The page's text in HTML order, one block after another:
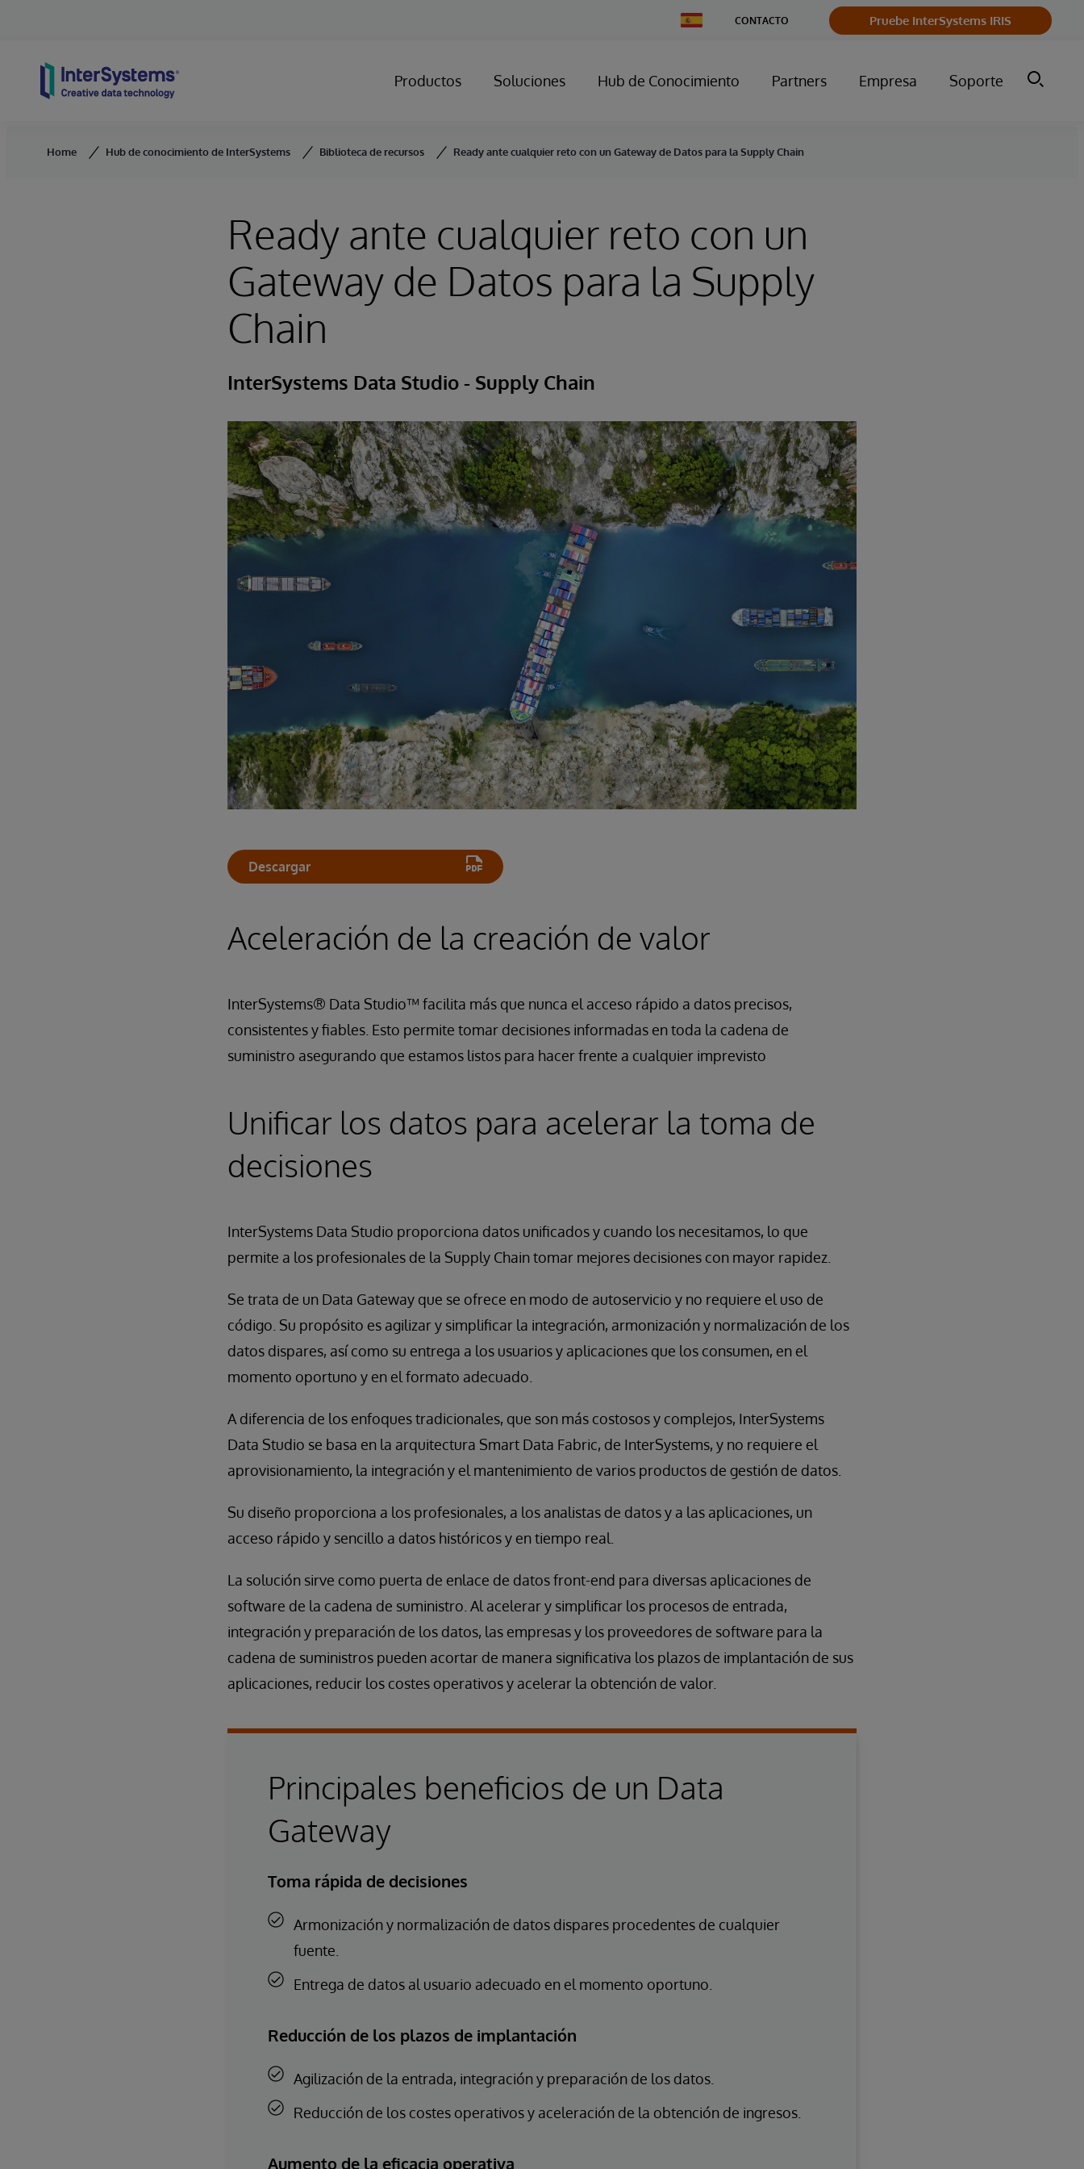
Change
Country
CONTACTO Pruebe InterSystems IRIS
Productos Soluciones Hub de Conocimiento Partners Empresa Soporte
Home Hub de conocimiento de InterSystems Biblioteca de recursos Ready ante cualquier reto con un Gateway de Datos para la Supply Chain
Ready ante cualquier reto con un
Gateway de Datos para la Supply
Chain
InterSystems Data Studio - Supply Chain
Descargar
Aceleración de la creación de valor
InterSystems® Data Studio™ facilita más que nunca el acceso rápido a datos precisos,
consistentes y fiables. Esto permite tomar decisiones informadas en toda la cadena de
suministro asegurando que estamos listos para hacer frente a cualquier imprevisto
Unificar los datos para acelerar la toma de
decisiones
InterSystems Data Studio proporciona datos unificados y cuando los necesitamos, lo que
permite a los profesionales de la Supply Chain tomar mejores decisiones con mayor rapidez.
Se trata de un Data Gateway que se ofrece en modo de autoservicio y no requiere el uso de
código. Su propósito es agilizar y simplificar la integración, armonización y normalización de los
datos dispares, así como su entrega a los usuarios y aplicaciones que los consumen, en el
momento oportuno y en el formato adecuado.
A diferencia de los enfoques tradicionales, que son más costosos y complejos, InterSystems
Data Studio se basa en la arquitectura Smart Data Fabric, de InterSystems, y no requiere el
aprovisionamiento, la integración y el mantenimiento de varios productos de gestión de datos.
Su diseño proporciona a los profesionales, a los analistas de datos y a las aplicaciones, un
acceso rápido y sencillo a datos históricos y en tiempo real.
La solución sirve como puerta de enlace de datos front-end para diversas aplicaciones de
software de la cadena de suministro. Al acelerar y simplificar los procesos de entrada,
integración y preparación de los datos, las empresas y los proveedores de software para la
cadena de suministros pueden acortar de manera significativa los plazos de implantación de sus
aplicaciones, reducir los costes operativos y acelerar la obtención de valor.
Principales beneficios de un Data
Gateway
Toma rápida de decisiones
Armonización y normalización de datos dispares procedentes de cualquier
fuente.
Entrega de datos al usuario adecuado en el momento oportuno.
Reducción de los plazos de implantación
Agilización de la entrada, integración y preparación de los datos.
Reducción de los costes operativos y aceleración de la obtención de ingresos.
Aumento de la eficacia operativa